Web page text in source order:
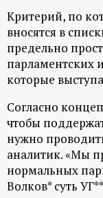
а
ц
и
о
н
н
Критерий, по
вносятся в
предельно
парламентских
которые
Согласно
чтобы
нужно
аналитик. «Мы
нормальных
Волков* суть